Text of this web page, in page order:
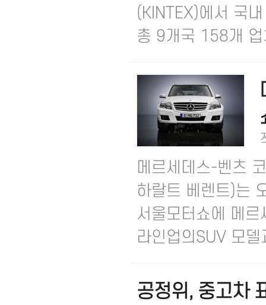
(KINTEX)에서 국
총 9개국 158개
메르세데스-벤츠
하랄트 베렌트)는
서울모터쇼에 메
라인업의SUV 모
공정위, 중고차